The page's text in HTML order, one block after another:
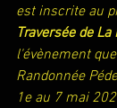
est inscrite au
Traversée de La
l'évènement
Randonnée
1e au 7 mai